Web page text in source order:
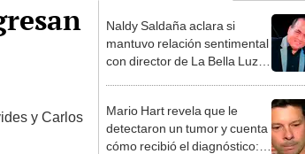
y Carlos
Naldy Saldaña aclara si
mantuvo relación sentimental
con director de La Bella Luz
bajo”
Mario Hart revela que le
detectaron un tumor y cuenta
cómo recibió el diagnóstico: